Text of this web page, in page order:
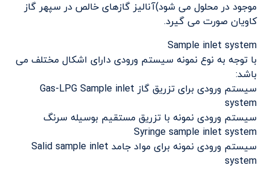
موجود در محلول می شود)آنالیز گازهای خالص در سپهر گاز
کاویان صورت می گیرد.
Sample inlet system
با توجه به نوع نمونه سیستم ورودی دارای اشکال مختلف می
باشد:
سیستم ورودی برای تزریق گاز Gas-LPG Sample inlet
system
سیستم ورودی نمونه با تزریق مستقیم بوسیله سرنگ
Syringe sample inlet system
سیستم ورودی نمونه برای مواد جامد Salid sample inlet
system